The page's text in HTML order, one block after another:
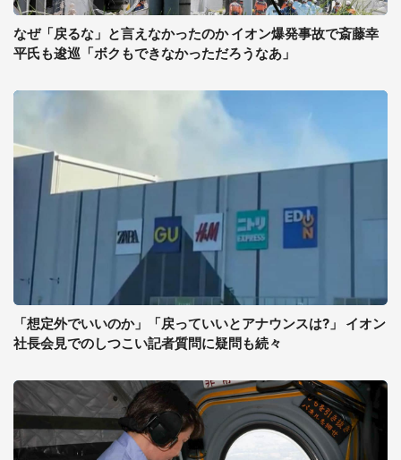
なぜ「戻るな」と言えなかったのか イオン爆発事故で斎藤幸
平氏も逡巡「ボクもできなかっただろうなあ」
「想定外でいいのか」「戻っていいとアナウンスは?」 イオン
社長会見でのしつこい記者質問に疑問も続々